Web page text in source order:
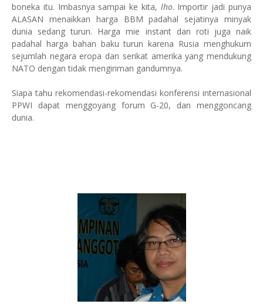
boneka itu. Imbasnya sampai ke kita, lho. Importir jadi punya
ALASAN menaikkan harga BBM padahal sejatinya minyak
dunia sedang turun. Harga mie instant dan roti juga naik
padahal harga bahan baku turun karena Rusia menghukum
sejumlah negara eropa dan serikat amerika yang mendukung
NATO dengan tidak mengiriman gandumnya.
Siapa tahu rekomendasi-rekomendasi konferensi internasional
PPWI dapat menggoyang forum G-20, dan menggoncang
dunia.